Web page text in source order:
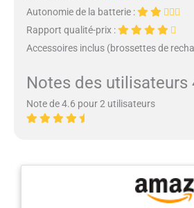
Autonomie de la batterie :
Rapport qualité-prix :
Accessoires inclus (brossettes de
Notes des utilisateurs
Note de 4.6 pour 2 utilisateurs